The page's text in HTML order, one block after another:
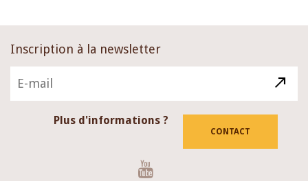
Inscription à la newsletter
Plus d'informations ?
CONTACT